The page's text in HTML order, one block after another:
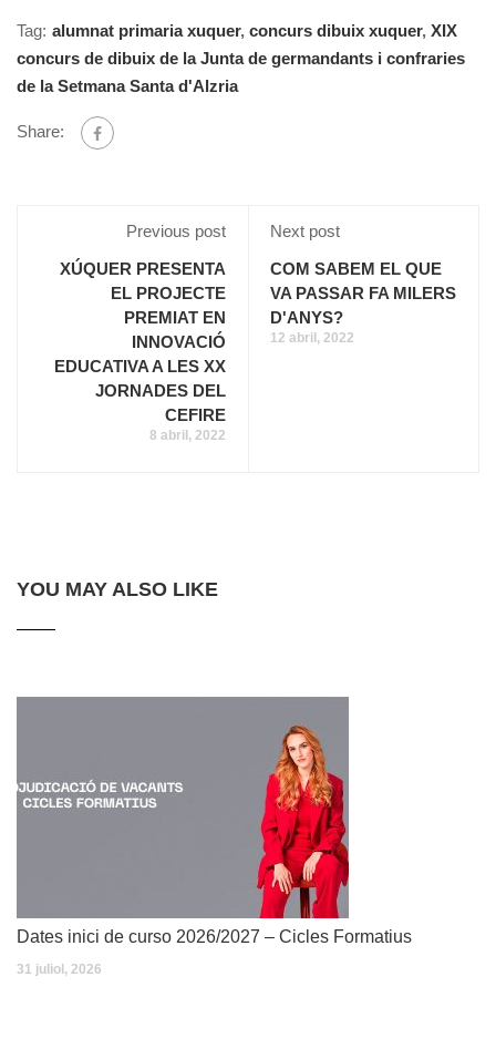
Tag: alumnat primaria xuquer, concurs dibuix xuquer, XIX
concurs de dibuix de la Junta de germandants i confraries
de la Setmana Santa d'Alzria
Share:
Previous post
XÚQUER PRESENTA
EL PROJECTE
PREMIAT EN
INNOVACIÓ
EDUCATIVA A LES XX
JORNADES DEL
CEFIRE
8 abril, 2022
Next post
COM SABEM EL QUE
VA PASSAR FA MILERS
D'ANYS?
12 abril, 2022
YOU MAY ALSO LIKE
Dates inici de curso 2026/2027 – Cicles Formatius
31 juliol, 2026